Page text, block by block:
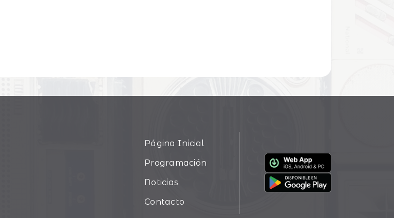
Página Inicial
Programación
Noticias
Contacto